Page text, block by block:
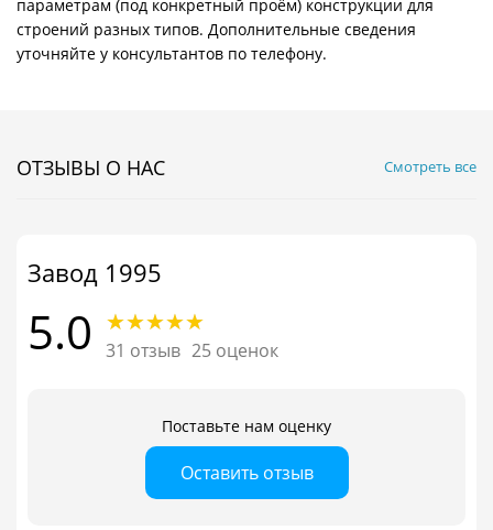
параметрам (под конкретный проём) конструкции для
строений разных типов. Дополнительные сведения
уточняйте у консультантов по телефону.
ОТЗЫВЫ О НАС Смотреть все
Завод 1995
5.0 31 отзыв 25 оценок
Поставьте нам оценку
Оставить отзыв